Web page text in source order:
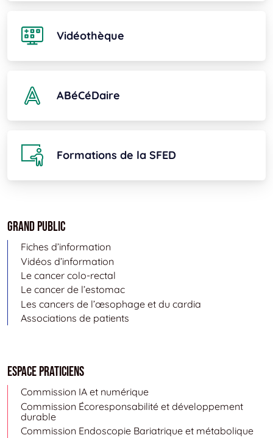
Vidéothèque
ABéCéDaire
Formations de la SFED
Grand public
Fiches d’information
Vidéos d’information
Le cancer colo-rectal
Le cancer de l’estomac
Les cancers de l’œsophage et du cardia
Associations de patients
Espace Praticiens
Commission IA et numérique
Commission Écoresponsabilité et développement
durable
Commission Endoscopie Bariatrique et métabolique